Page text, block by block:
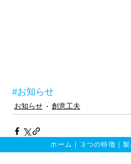
#お知らせ
お知らせ 創意工夫
ホーム ｜ ３つの特徴 ｜